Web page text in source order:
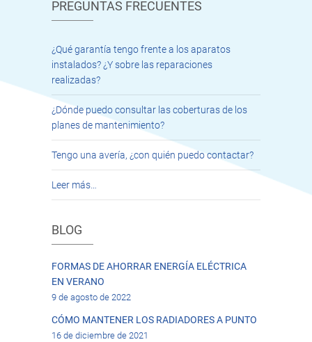
PREGUNTAS FRECUENTES
¿Qué garantía tengo frente a los aparatos
instalados? ¿Y sobre las reparaciones
realizadas?
¿Dónde puedo consultar las coberturas de los
planes de mantenimiento?
Tengo una avería, ¿con quién puedo contactar?
Leer más…
BLOG
FORMAS DE AHORRAR ENERGÍA ELÉCTRICA
EN VERANO
9 de agosto de 2022
CÓMO MANTENER LOS RADIADORES A PUNTO
16 de diciembre de 2021